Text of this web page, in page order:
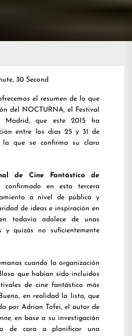
30 Second
el resumen de lo que
del NOCTURNA, el Festival
Madrid, que este 2015 ha
entre los días 25 y 31 de
la que se confirma su claro
de Cine Fantástico de
en esta tercera
a nivel de público y
de ideas e inspiración en
todavía adolece de unas
y quizás no suficientemente
cuando la organización
que habían sido incluidos
de cine fantástico más
en realidad la lista, que
por Adrian Tofei, el autor de
, en base a su investigación
de cara a planificar una